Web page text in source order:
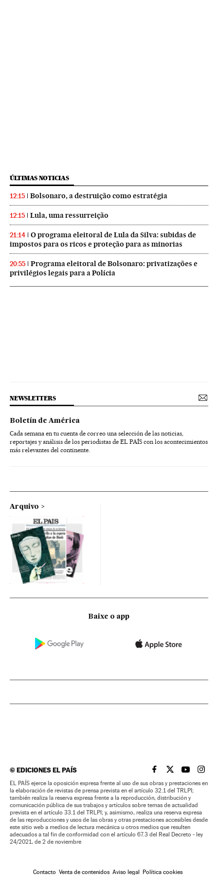
ÚLTIMAS NOTICIAS
12:15 Bolsonaro, a destruição como estratégia
12:15 Lula, uma ressurreição
21:14
O programa eleitoral de Lula da Silva: subidas de
impostos para os ricos e proteção para as minorias
20:55
Programa eleitoral de Bolsonaro: privatizações e
privilégios legais para a Polícia
NEWSLETTERS
Boletín de América
Cada semana en tu cuenta de correo una selección de las noticias,
reportajes y análisis de los periodistas de EL PAÍS con los acontecimientos
más relevantes del continente.
Arquivo
Baixe o app
©EDICIONES EL PAÍS EL PAÍS BRASIL EN
EL PAÍSEL PAÍS
EL
EL PAÍS ejerce la oposición expresa frente al uso de sus obras y prestaciones en
la elaboración de revistas de prensa prevista en el artículo 32.1 del TRLPI;
también realiza la reserva expresa frente a la reproducción, distribución y
comunicación pública de sus trabajos y artículos sobre temas de actualidad
prevista en el artículo 33.1 del TRLPI; y, asimismo, realiza una reserva expresa
de las reproducciones y usos de las obras y otras prestaciones accesibles desde
este sitio web a medios de lectura mecánica u otros medios que resulten
adecuados a tal fin de conformidad con el artículo 67.3 del Real Decreto - ley
24/2021, de 2 de noviembre
Contacto Venta de contenidos Aviso legal Política cookies